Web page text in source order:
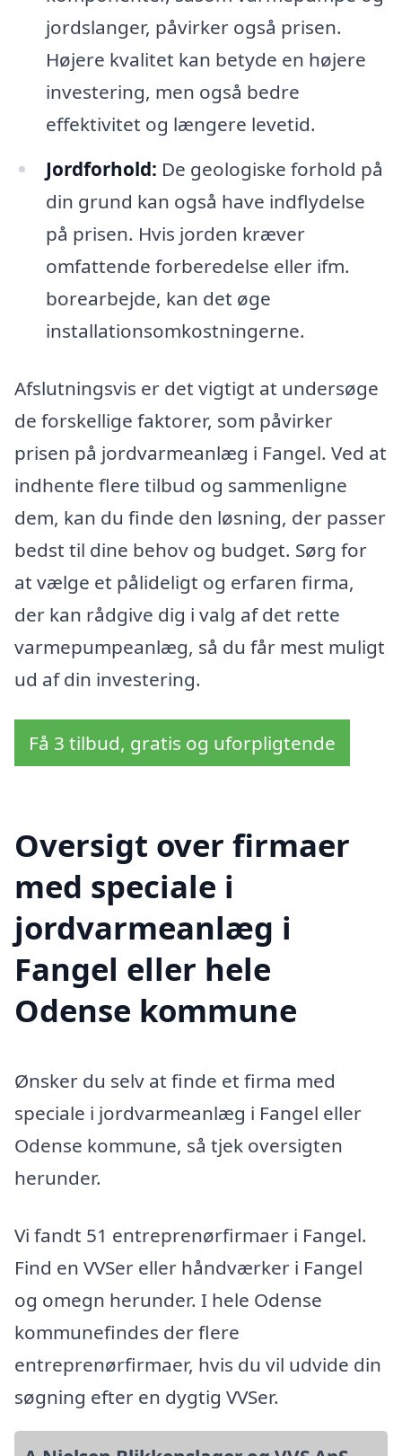
jordslanger, påvirker også prisen.
Højere kvalitet kan betyde en højere
investering, men også bedre
effektivitet og længere levetid.
Jordforhold: De geologiske forhold på
din grund kan også have indflydelse
på prisen. Hvis jorden kræver
omfattende forberedelse eller ifm.
borearbejde, kan det øge
installationsomkostningerne.
Afslutningsvis er det vigtigt at undersøge
de forskellige faktorer, som påvirker
prisen på jordvarmeanlæg i Fangel. Ved at
indhente flere tilbud og sammenligne
dem, kan du finde den løsning, der passer
bedst til dine behov og budget. Sørg for
at vælge et pålideligt og erfaren firma,
der kan rådgive dig i valg af det rette
varmepumpeanlæg, så du får mest muligt
ud af din investering.
Få 3 tilbud, gratis og uforpligtende
Oversigt over firmaer
med speciale i
jordvarmeanlæg i
Fangel eller hele
Odense kommune
Ønsker du selv at finde et firma med
speciale i jordvarmeanlæg i Fangel eller
Odense kommune, så tjek oversigten
herunder.
Vi fandt 51 entreprenørfirmaer i Fangel.
Find en VVSer eller håndværker i Fangel
og omegn herunder. I hele Odense
kommunefindes der flere
entreprenørfirmaer, hvis du vil udvide din
søgning efter en dygtig VVSer.